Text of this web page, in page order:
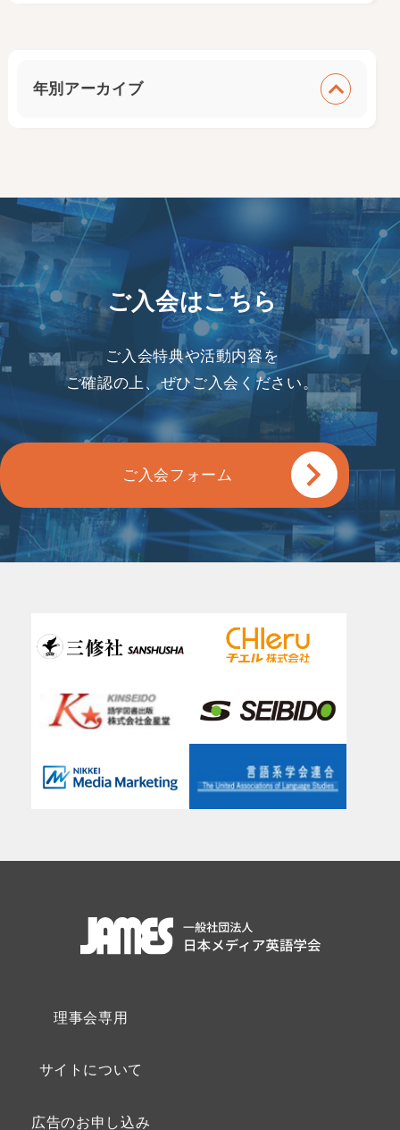
年別アーカイブ
ご入会はこちら
ご入会特典や活動内容を
ご確認の上、ぜひご入会ください。
ご入会フォーム
理事会専用
サイトについて
広告のお申し込み